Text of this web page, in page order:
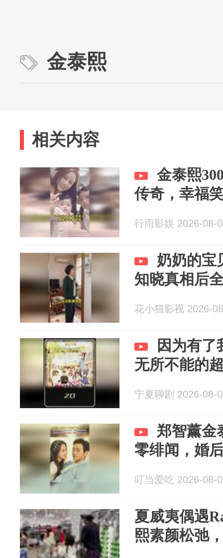
金泰熙
相关内容
金泰熙
传奇，幸福
行雨影娱 2026-08-
奶奶的宝
知晓真相后
花小猫影视 2026-
因为有了
无所不能的
宁夏聊剧 2026-08-
郑智薰金
零绯闻，婚
叮当爱吃 2026-08-
夏威夷偶遇
熙素颜松弛